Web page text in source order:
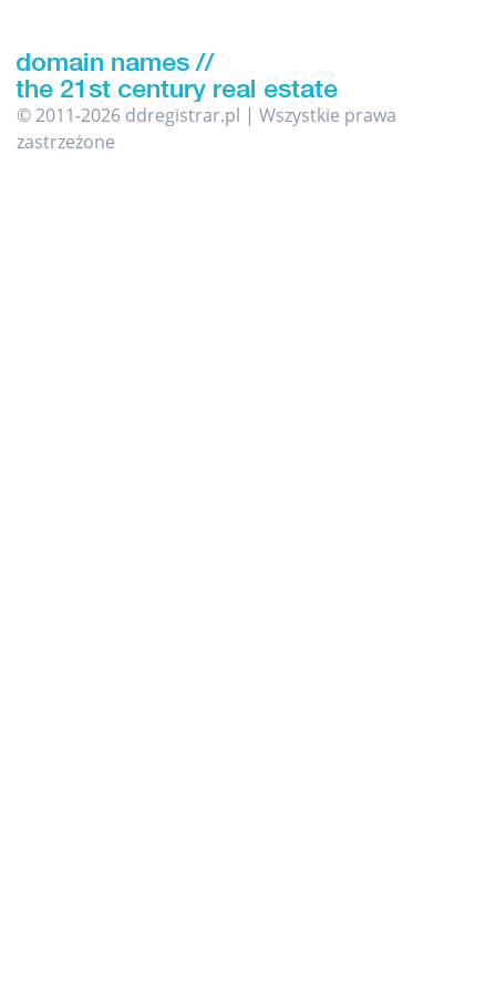
© 2011-2026 ddregistrar.pl | Wszystkie prawa
zastrzeżone